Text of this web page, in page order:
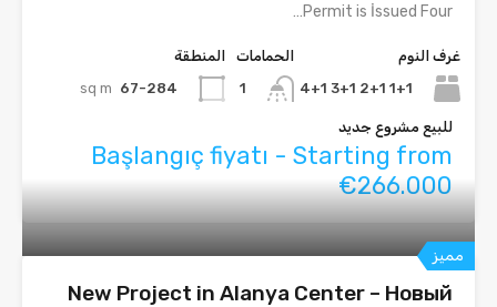
Permit is İssued Four…
غرف النوم
1+1 2+1 3+1 4+1
الحمامات
1
المنطقة
67-284
sq m
للبيع مشروع جديد
Başlangıç fiyatı - Starting from
€266.000
مميز
New Project in Alanya Center – Новый